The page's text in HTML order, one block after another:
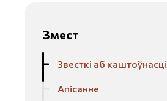
Змест
Звесткі аб каштоўнасці
Апісанне